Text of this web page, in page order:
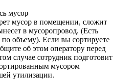
мусор
мусор в помещении, сложит
в мусоропровод. (Есть
по объему). Если вы сортируете
об этом оператору перед
случае сотрудник подготовит
мусором
утилизации.